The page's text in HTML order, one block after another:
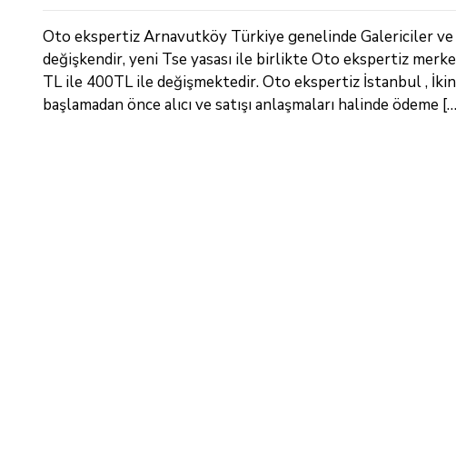
Oto ekspertiz Arnavutköy Türkiye genelinde Galericiler
değişkendir, yeni Tse yasası ile birlikte Oto ekspertiz
TL ile 400TL ile değişmektedir. Oto ekspertiz İstanbul ,
başlamadan önce alıcı ve satışı anlaşmaları halinde ödeme